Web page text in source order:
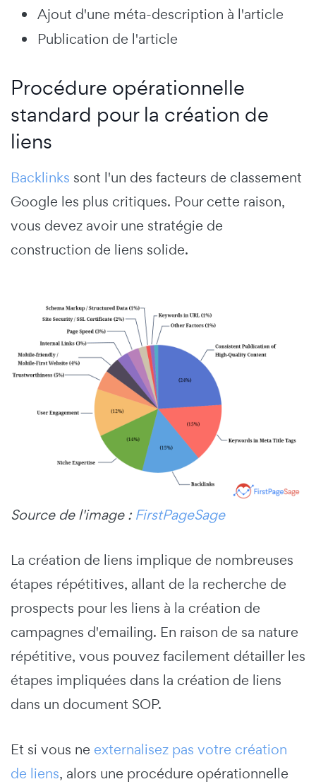
Ajout d'une méta-description à l'article
Publication de l'article
Procédure opérationnelle
standard pour la création de
liens
Backlinks sont l'un des facteurs de classement
Google les plus critiques. Pour cette raison,
vous devez avoir une stratégie de
construction de liens solide.
Source de l'image : FirstPageSage
La création de liens implique de nombreuses
étapes répétitives, allant de la recherche de
prospects pour les liens à la création de
campagnes d'emailing. En raison de sa nature
répétitive, vous pouvez facilement détailler les
étapes impliquées dans la création de liens
dans un document SOP.
Et si vous ne externalisez pas votre création
de liens, alors une procédure opérationnelle